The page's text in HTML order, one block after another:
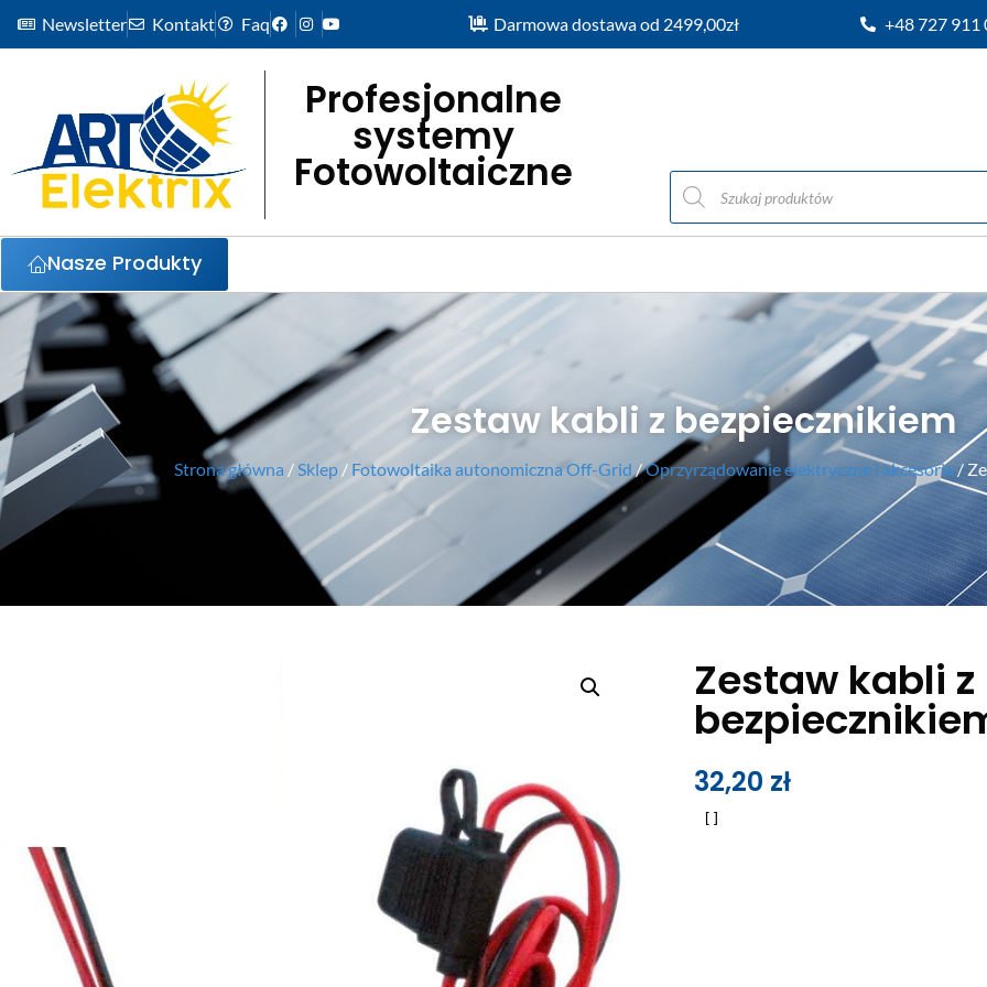
Newsletter Kontakt Faq Darmowa dostawa od 2499,00zł +48 727 911
Profesjonalne
systemy
Fotowoltaiczne
Nasze Produkty
Zestaw kabli z bezpiecznikiem
Strona główna/Sklep/ Fotowoltaika autonomiczna Off-Grid /Oprzyrządowanie elektryczne i akcesoria/
Zestaw kabli z
32,20 zł